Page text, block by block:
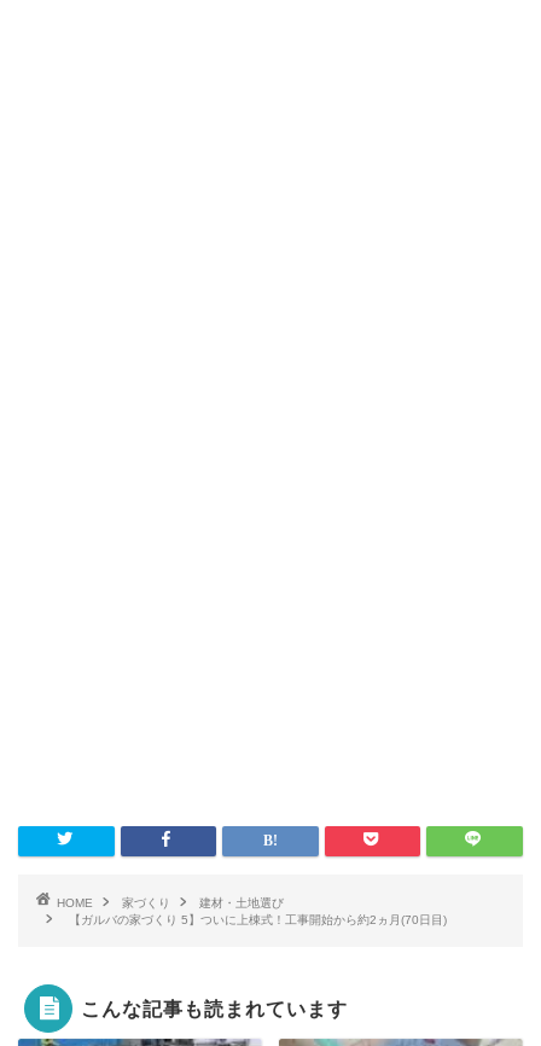
HOME 家づくり
建材・土地選び
【ガルバの家づくり 5】ついに上棟式！工事開始から約2ヵ月(70日目)
こんな記事も読まれています